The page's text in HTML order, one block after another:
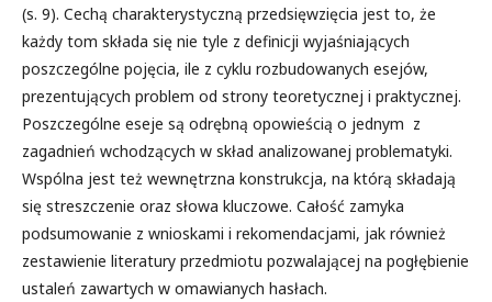
(s. 9). Cechą charakterystyczną przedsięwzięcia jest to, że
każdy tom składa się nie tyle z definicji wyjaśniających
poszczególne pojęcia, ile z cyklu rozbudowanych esejów,
prezentujących problem od strony teoretycznej i praktycznej.
Poszczególne eseje są odrębną opowieścią o jednym z
zagadnień wchodzących w skład analizowanej problematyki.
Wspólna jest też wewnętrzna konstrukcja, na którą składają
się streszczenie oraz słowa kluczowe. Całość zamyka
podsumowanie z wnioskami i rekomendacjami, jak również
zestawienie literatury przedmiotu pozwalającej na pogłębienie
ustaleń zawartych w omawianych hasłach.